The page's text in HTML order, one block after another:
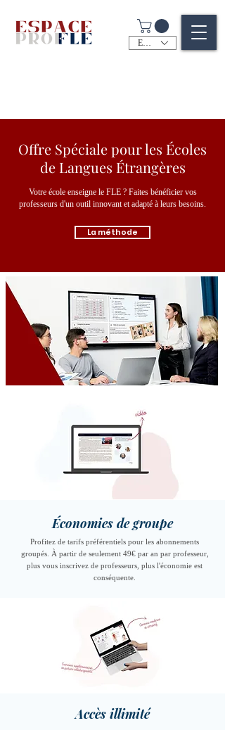
EUR (€)
Offre Spéciale pour les Écoles
de Langues Étrangères
Votre école enseigne le FLE ? Faites bénéficier vos
professeurs d'un outil innovant et adapté à leurs besoins.
La méthode
Économies de groupe
Profitez de tarifs préférentiels pour les abonnements
groupés. À partir de seulement 49€ par an par professeur,
plus vous inscrivez de professeurs, plus l'économie est
conséquente.
Accès illimité